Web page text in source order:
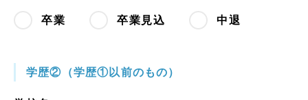
卒業 卒業見込 中退
学歴②（学歴①以前のもの）